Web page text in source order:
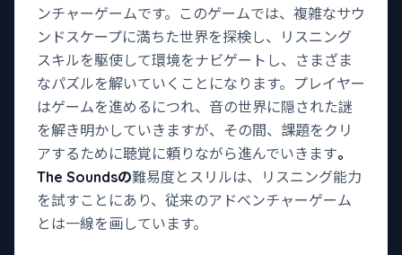
ンチャーゲームです。このゲームでは、複雑なサウ
ンドスケープに満ちた世界を探検し、リスニング
スキルを駆使して環境をナビゲートし、さまざま
なパズルを解いていくことになります。プレイヤー
はゲームを進めるにつれ、音の世界に隠された謎
を解き明かしていきますが、その間、課題をクリ
アするために聴覚に頼りながら進んでいきます。
The Soundsの難易度とスリルは、リスニング能力
を試すことにあり、従来のアドベンチャーゲーム
とは一線を画しています。